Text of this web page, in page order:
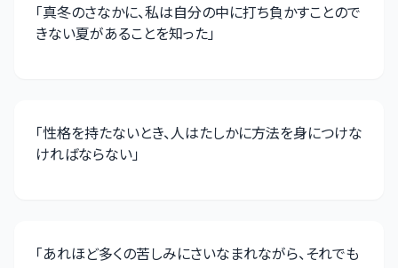
「真冬のさなかに、私は自分の中に打ち負かすことので
きない夏があることを知った」
「性格を持たないとき、人はたしかに方法を身につけな
ければならない」
「あれほど多くの苦しみにさいなまれながら、それでも